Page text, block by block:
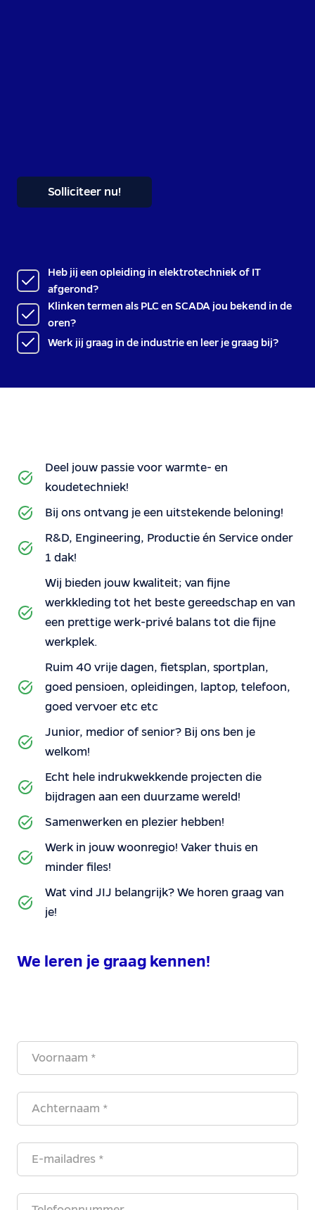
Solliciteer nu!
Heb jij een opleiding in elektrotechniek of IT
afgerond?
Klinken termen als PLC en SCADA jou bekend in de
oren?
Werk jij graag in de industrie en leer je graag bij?
We leren je graag kennen!
Deel jouw passie voor warmte- en
koudetechniek!
Bij ons ontvang je een uitstekende beloning!
R&D, Engineering, Productie én Service onder
1 dak!
Wij bieden jouw kwaliteit; van fijne
werkkleding tot het beste gereedschap en van
een prettige werk-privé balans tot die fijne
werkplek.
Ruim 40 vrije dagen, fietsplan, sportplan,
goed pensioen, opleidingen, laptop, telefoon,
goed vervoer etc etc
Junior, medior of senior? Bij ons ben je
welkom!
Echt hele indrukwekkende projecten die
bijdragen aan een duurzame wereld!
Samenwerken en plezier hebben!
Werk in jouw woonregio! Vaker thuis en
minder files!
Wat vind JIJ belangrijk? We horen graag van
je!